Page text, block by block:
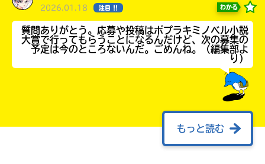
2026.01.18 注目 !! わかる
質問ありがとう。応募や投稿はポプラキミノベル小説
大賞で行ってもらうことになるんだけど、次の募集の
予定は今のところないんだ。ごめんね。（編集部よ
り）
もっと読む